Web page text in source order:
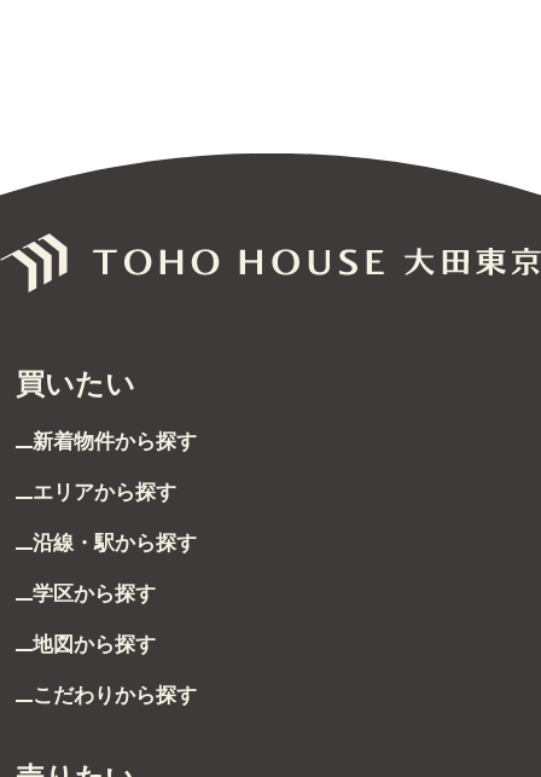
買いたい
新着物件から探す
エリアから探す
沿線・駅から探す
学区から探す
地図から探す
こだわりから探す
売りたい
不動産売却について
無料売却査定
サービス
会社紹介
東宝ハウス大田東京に
スタッフ一覧